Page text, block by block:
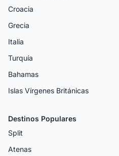
Croacia
Grecia
Italia
Turquía
Bahamas
Islas Vírgenes Británicas
Destinos Populares
Split
Atenas